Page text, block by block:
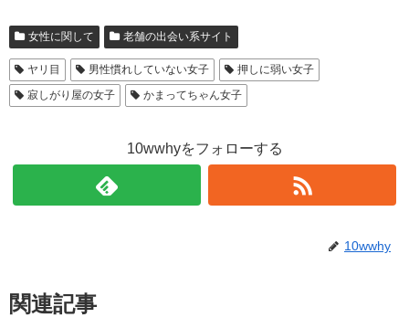
女性に関して 老舗の出会い系サイト
ヤリ目 男性慣れしていない女子
押しに弱い女子
寂しがり屋の女子
かまってちゃん女子
10wwhyをフォローする
10wwhy
関連記事